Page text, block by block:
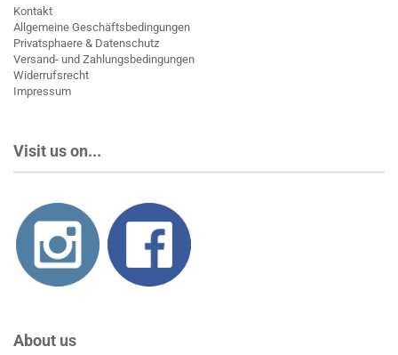
Kontakt
Allgemeine Geschäftsbedingungen
Privatsphaere & Datenschutz
Versand- und Zahlungsbedingungen
Widerrufsrecht
Impressum
Visit us on...
About us